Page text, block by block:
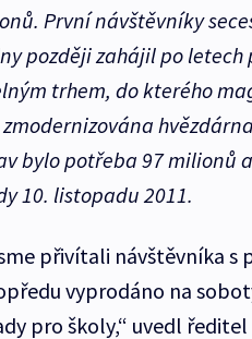
První návštěvníky
později zahájil po
trhem, do kterého
bylo potřeba 97 milionů
10. listopadu 2011.
přivítali návštěvníka s
vyprodáno na
pro školy,“ uvedl